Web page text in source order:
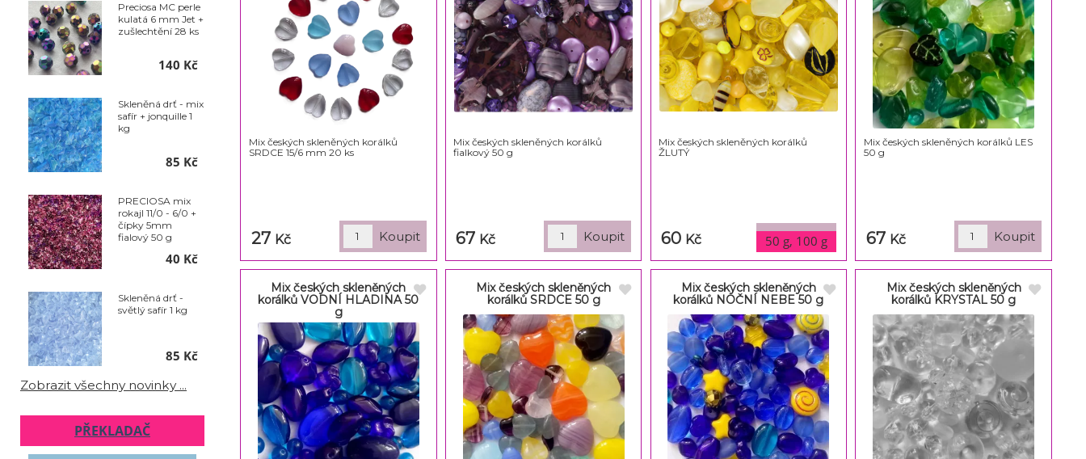
Mix českých skleněných korálků
SRDCE 15/6 mm 20 ks
27 Kč
Mix českých skleněných korálků
fialkový 50 g
67 Kč
Mix českých skleněných korálků
ŽLUTÝ
varianty
50 g, 100 g
60 Kč
Mix českých skleněných korálků LES
50 g
67 Kč
Mix českých skleněných
korálků VODNÍ HLADINA 50
g
Mix českých skleněných
korálků SRDCE 50 g
Mix českých skleněných
korálků NOČNÍ NEBE 50 g
Mix českých skleněných
korálků KRYSTAL 50 g
Preciosa MC perle
kulatá 6 mm Jet +
zušlechtění 28 ks
140 Kč
Skleněná drť - mix
safír + jonquille 1
kg
85 Kč
PRECIOSA mix
rokajl 11/0 - 6/0 +
čípky 5mm
fialový 50 g
40 Kč
Skleněná drť -
světlý safír 1 kg
85 Kč
Zobrazit všechny novinky ...
PŘEKLADAČ